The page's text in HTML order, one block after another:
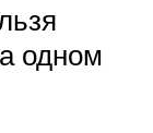
одном